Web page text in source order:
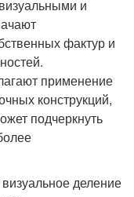
и
фактур и
применение
конструкций,
подчеркнуть
деление